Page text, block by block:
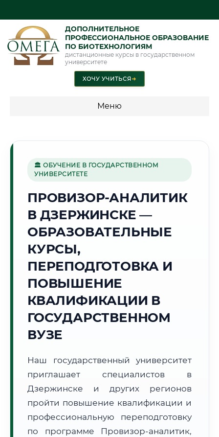
ДОПОЛНИТЕЛЬНОЕ
ПРОФЕССИОНАЛЬНОЕ ОБРАЗОВАНИЕ
ПО БИОТЕХНОЛОГИЯМ
дистанционные курсы в государственном
университете
ХОЧУ УЧИТЬСЯ➜
Меню
🏭
Г. ДЗЕРЖИНСК
15:07:16
2026 г.
🌅 Восход:
📍 Региональная справка
Субъект:
Почтовые индексы:
606000–606099
Часовой пояс:
МСК (UTC+3)
Формат учебы:
Дистанционно
🗺️ Зона обслуживания: г. Дзержинск
🏛 ОБУЧЕНИЕ В ГОСУДАРСТВЕННОМ
УНИВЕРСИТЕТЕ
ПРОВИЗОР-АНАЛИТИК
В ДЗЕРЖИНСКЕ —
ОБРАЗОВАТЕЛЬНЫЕ
КУРСЫ,
ПЕРЕПОДГОТОВКА И
ПОВЫШЕНИЕ
КВАЛИФИКАЦИИ В
ГОСУДАРСТВЕННОМ
ВУЗЕ
Наш государственный университет
приглашает специалистов в
Дзержинске и других регионов
пройти повышение квалификации и
профессиональную переподготовку
по программе Провизор-аналитик,